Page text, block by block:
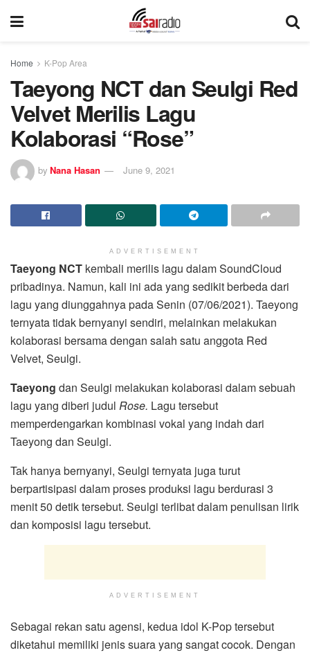
Home K-Pop Area
Taeyong NCT dan Seulgi Red
Velvet Merilis Lagu
Kolaborasi “Rose”
by Nana Hasan June 9, 2021
ADVERTISEMENT
Taeyong NCT kembali merilis lagu dalam SoundCloud
pribadinya. Namun, kali ini ada yang sedikit berbeda dari
lagu yang diunggahnya pada Senin (07/06/2021). Taeyong
ternyata tidak bernyanyi sendiri, melainkan melakukan
kolaborasi bersama dengan salah satu anggota Red
Velvet, Seulgi.
Taeyong dan Seulgi melakukan kolaborasi dalam sebuah
lagu yang diberi judul Rose. Lagu tersebut
memperdengarkan kombinasi vokal yang indah dari
Taeyong dan Seulgi.
Tak hanya bernyanyi, Seulgi ternyata juga turut
berpartisipasi dalam proses produksi lagu berdurasi 3
menit 50 detik tersebut. Seulgi terlibat dalam penulisan lirik
dan komposisi lagu tersebut.
ADVERTISEMENT
Sebagai rekan satu agensi, kedua idol K-Pop tersebut
diketahui memiliki jenis suara yang sangat cocok. Dengan